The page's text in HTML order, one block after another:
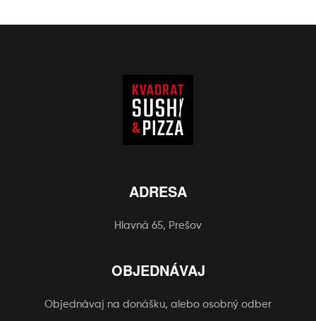
ADRESA
Hlavná 65, Prešov
OBJEDNÁVAJ
Objednávaj na donášku, alebo osobný odber